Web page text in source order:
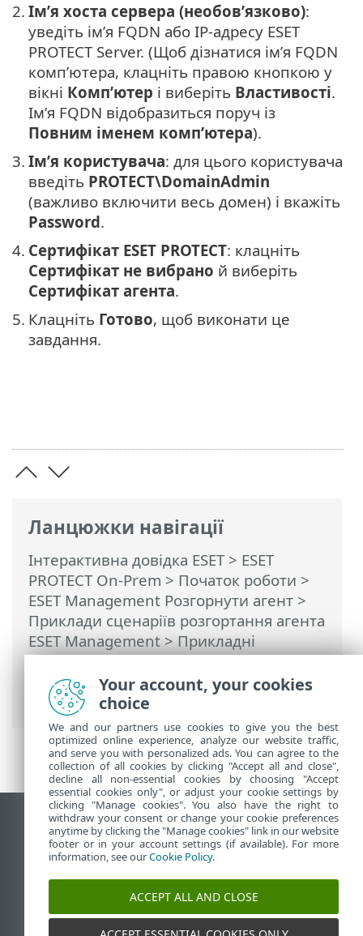
Ланцюжки навігації
Інтерактивна довідка ESET> ESET
PROTECT On-Prem > Початок роботи >
ESET Management Pозгорнути агент >
Приклади сценаріїв розгортання агента
ESET Management> Прикладні
сценарії розгортання агента ESET
Management на цільових комп’ютерах,
що не входять до домену
2. Ім’я хоста сервера (необов’язково):
уведіть ім’я FQDN або IP-адресу ESET
PROTECT Server. (Щоб дізнатися ім’я FQDN
комп’ютера, клацніть правою кнопкою у
вікні Комп’ютер і виберіть Властивості.
Ім’я FQDN відобразиться поруч із
Повним іменем комп’ютера).
3. Ім’я користувача: для цього користувача
введіть PROTECT\DomainAdmin
(важливо включити весь домен) і вкажіть
Password.
4. Сертифікат ESET PROTECT: клацніть
Сертифікат не вибрано й виберіть
Сертифікат агента.
5. Клацніть Готово, щоб виконати це
завдання.
Переглянути повну версію
End of Life
База знань ESET
ESET Status Portal
Регіональна підтримка
Your account, your cookies
choice
We and our partners use cookies to give you the best
optimized online experience, analyze our website traffic,
and serve you with personalized ads. You can agree to the
collection of all cookies by clicking "Accept all and close",
decline all non-essential cookies by choosing "Accept
essential cookies only", or adjust your cookie settings by
clicking "Manage cookies". You also have the right to
withdraw your consent or change your cookie preferences
anytime by clicking the "Manage cookies" link in our website
footer or in your account settings (if available). For more
information, see ourCookie Policy.
ACCEPT ALL AND CLOSE